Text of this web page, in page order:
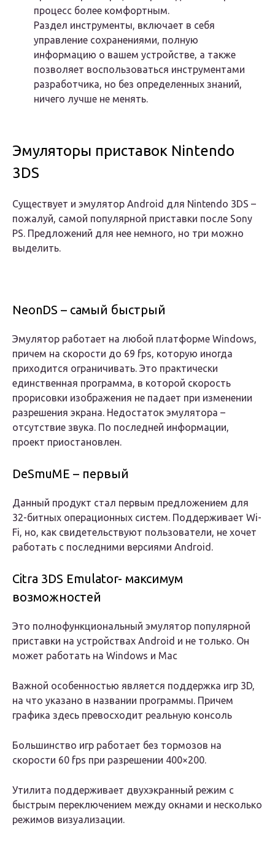
процесс более комфортным.
Раздел инструменты, включает в себя
управление сохранениями, полную
информацию о вашем устройстве, а также
позволяет воспользоваться инструментами
разработчика, но без определенных знаний,
ничего лучше не менять.
Эмуляторы приставок Nintendo
3DS
Существует и эмулятор Android для Nintendo 3DS –
пожалуй, самой популярной приставки после Sony
PS. Предложений для нее немного, но три можно
выделить.
NeonDS – самый быстрый
Эмулятор работает на любой платформе Windows,
причем на скорости до 69 fps, которую иногда
приходится ограничивать. Это практически
единственная программа, в которой скорость
прорисовки изображения не падает при изменении
разрешения экрана. Недостаток эмулятора –
отсутствие звука. По последней информации,
проект приостановлен.
DeSmuME – первый
Данный продукт стал первым предложением для
32-битных операционных систем. Поддерживает Wi-
Fi, но, как свидетельствуют пользователи, не хочет
работать с последними версиями Android.
Citra 3DS Emulator- максимум
возможностей
Это полнофункциональный эмулятор популярной
приставки на устройствах Android и не только. Он
может работать на Windows и Mac
Важной особенностью является поддержка игр 3D,
на что указано в названии программы. Причем
графика здесь превосходит реальную консоль
Большинство игр работает без тормозов на
скорости 60 fps при разрешении 400×200.
Утилита поддерживает двухэкранный режим с
быстрым переключением между окнами и несколько
режимов визуализации.